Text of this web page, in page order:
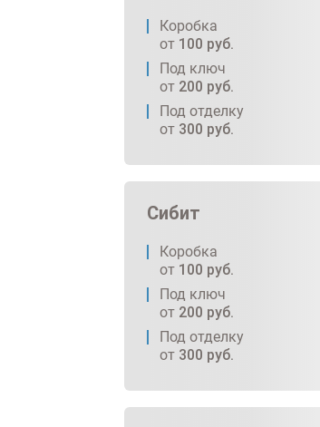
Коробка
от 100 руб.
Под ключ
от 200 руб.
Под отделку
от 300 руб.
Сибит
Коробка
от 100 руб.
Под ключ
от 200 руб.
Под отделку
от 300 руб.